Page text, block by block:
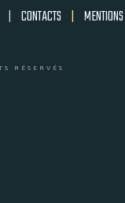
| CONTACTS | MENTIONS
RÉSERVÉS